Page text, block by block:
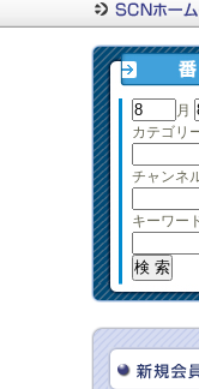
月
カテゴリ
チャンネ
キーワー